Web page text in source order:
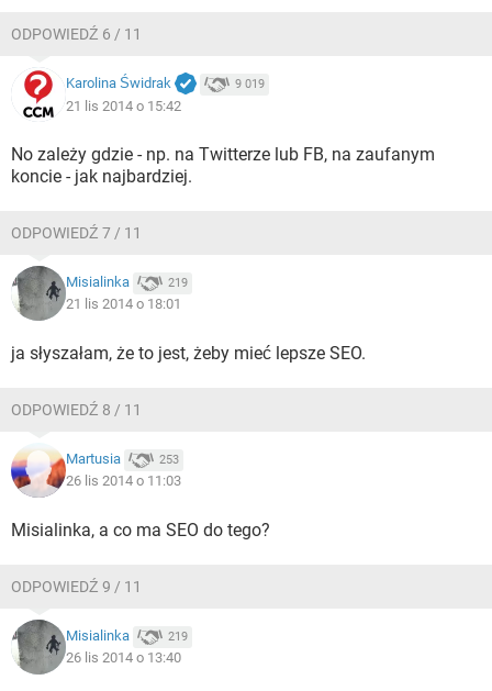
ODPOWIEDŹ 6 / 11
Karolina Świdrak 9 019
21 lis 2014 o 15:42
No zależy gdzie - np. na Twitterze lub FB, na zaufanym
koncie - jak najbardziej.
ODPOWIEDŹ 7 / 11
Misialinka 219
21 lis 2014 o 18:01
ja słyszałam, że to jest, żeby mieć lepsze SEO.
ODPOWIEDŹ 8 / 11
Martusia 253
26 lis 2014 o 11:03
Misialinka, a co ma SEO do tego?
ODPOWIEDŹ 9 / 11
Misialinka 219
26 lis 2014 o 13:40